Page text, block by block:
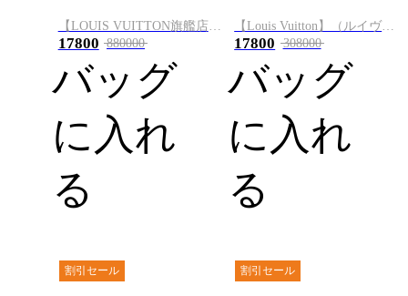
17800 880000
バッグ
に入れ
る
【Louis Vuitton】（ルイヴィトン） ハンドバッグ
17800 308000
バッグ
に入れ
る
割引セール 割引セール